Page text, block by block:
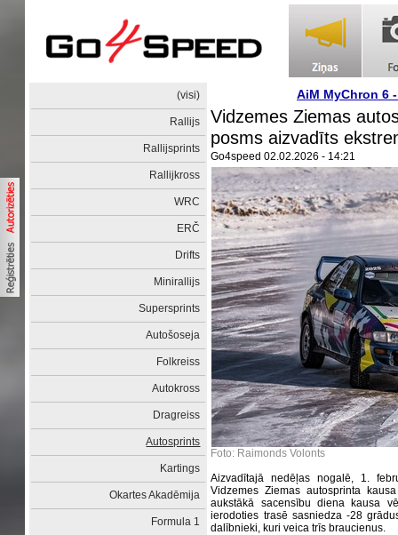
(visi)
Rallijs
Rallijsprints
Rallijkross
WRC
ERČ
Drifts
Minirallijs
Supersprints
Autošoseja
Folkreiss
Autokross
Dragreiss
Autosprints
Kartings
Okartes Akadēmija
Formula 1
AiM MyChron 6
Vidzemes Ziemas
posms aizvadīts
Go4speed 02.02.2026 - 14:21
Foto: Raimonds Volonts
Aizvadītajā nedēļas nogalē, 1.
Vidzemes Ziemas autosprinta
aukstākā sacensību diena kausa
ierodoties trasē sasniedza -28
dalībnieki, kuri veica trīs braucienus.